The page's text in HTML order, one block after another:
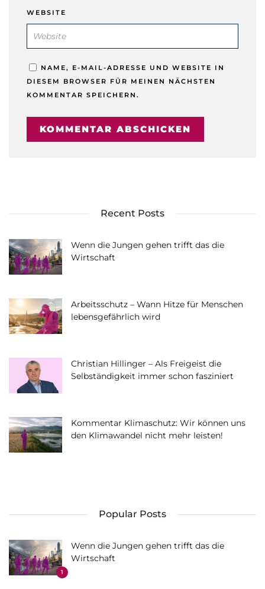
WEBSITE
NAME, E-MAIL-ADRESSE UND WEBSITE IN
DIESEM BROWSER FÜR MEINEN NÄCHSTEN
KOMMENTAR SPEICHERN.
Recent Posts
Wenn die Jungen gehen trifft das die
Wirtschaft
Arbeitsschutz – Wann Hitze für Menschen
lebensgefährlich wird
Christian Hillinger – Als Freigeist die
Selbständigkeit immer schon fasziniert
Kommentar Klimaschutz: Wir können uns
den Klimawandel nicht mehr leisten!
Popular Posts
1
Wenn die Jungen gehen trifft das die
Wirtschaft